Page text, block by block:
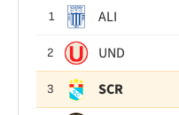
1 ALI
2 UND
3 SCR